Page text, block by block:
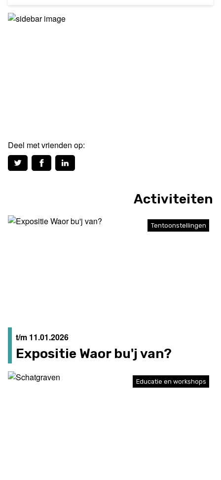
Deel met vrienden op:
Activiteiten
Tentoonstellingen
t/m 11.01.2026
Expositie Waor bu'j van?
Educatie en workshops